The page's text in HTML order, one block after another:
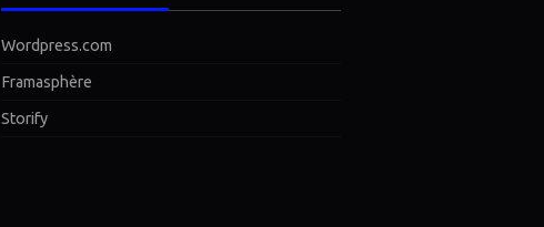
Wordpress.com
Framasphère
Storify